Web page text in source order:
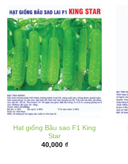
95,000 ₫
Hạt giống Bầu sao F1 King
Star
40,000 ₫